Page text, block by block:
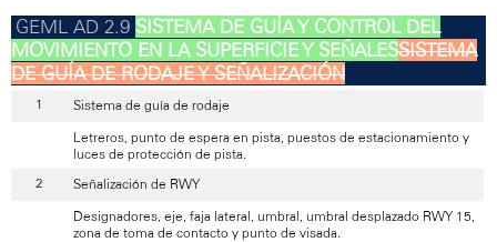
SISTEMA DE GUÍA Y CONTROL DEL
MOVIMIENTO EN LA SUPERFICIE Y SEÑALESSISTEMA
DE GUÍA DE RODAJE Y SEÑALIZACIÓN
Sistema de guía de rodaje
Letreros, punto de espera en pista, puestos de estacionamiento y
luces de protección de pista.
Señalización de RWY
Designadores, eje, faja lateral, umbral, umbral desplazado RWY 15,
zona de toma de contacto y punto de visada.